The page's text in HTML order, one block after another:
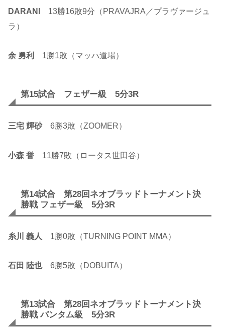
DARANI
13勝16敗9分（PRAVAJRA／プラヴァージュ
ラ）
余 勇利 1勝1敗（マッハ道場）
第15試合 フェザー級 5分3R
三宅 輝砂6勝3敗（ZOOMER）
小森 誉 11勝7敗（ロータス世田谷）
第14試合 第28回ネオブラッドトーナメント決
勝戦 フェザー級 5分3R
糸川 義人 1勝0敗（TURNING POINT MMA）
石田 陸也6勝5敗（DOBUITA）
第13試合 第28回ネオブラッドトーナメント決
勝戦 バンタム級 5分3R